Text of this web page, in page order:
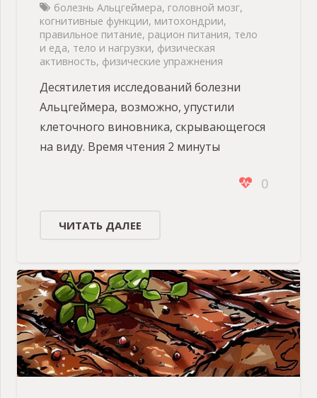
болезнь Альцгеймера, головной мозг,
когнитивные функции, митохондрии,
правильное питание, рацион питания, тело
и еда, тело и нагрузки, физическая
активность, физические упражнения
Десятилетия исследований болезни
Альцгеймера, возможно, упустили
клеточного виновника, скрывающегося
на виду. Время чтения 2 минуты
0
ЧИТАТЬ ДАЛЕЕ